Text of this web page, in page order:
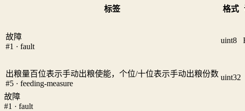
标签 格式
故障
#1 · fault
uint8
出粮量百位表示手动出粮使能，个位/十位表示手动出粮份数
#5 · feeding-measure
uint32
故障
#1 · fault